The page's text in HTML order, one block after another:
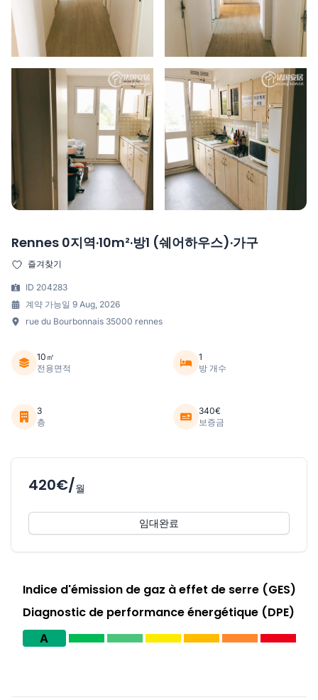
Rennes 0지역·10m²·방1 (쉐어하우스)·가구
즐겨찾기
ID 204283
계약 가능일 9 Aug, 2026
rue du Bourbonnais 35000 rennes
10㎡
전용면적
1
방 개수
3
층
340€
보증금
420€/월
임대완료
Indice d'émission de gaz à effet de serre (GES)
Diagnostic de performance énergétique (DPE)
A